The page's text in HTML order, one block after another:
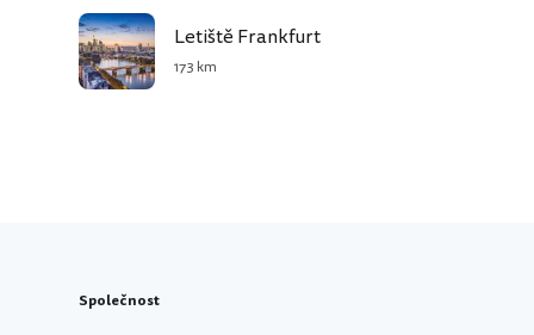
Letiště Frankfurt
173 km
Společnost